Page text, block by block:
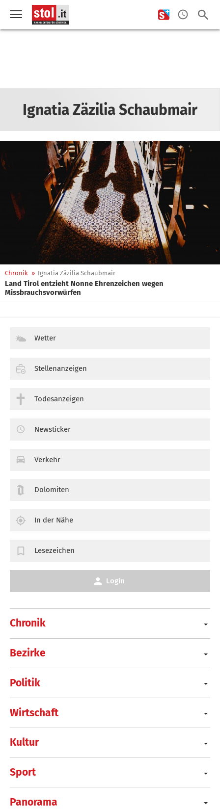
Ignatia Zäzilia Schaubmair
Chronik » Ignatia Zäzilia Schaubmair
Land Tirol entzieht Nonne Ehrenzeichen wegen
Missbrauchsvorwürfen
Chronik
Bezirke
Politik
Wirtschaft
Kultur
Sport
Panorama
Wetter
Stellenanzeigen
Todesanzeigen
Newsticker
Verkehr
Dolomiten
In der Nähe
Lesezeichen
Login